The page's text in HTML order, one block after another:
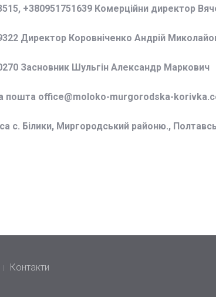
+380951751639 Комерційни директор
Директор Коровніченко Андрій
Засновник Шульгін Александр Маркович
пошта office@moloko-murgorodska-
с. Білики, Миргородський районю.,
Контакти